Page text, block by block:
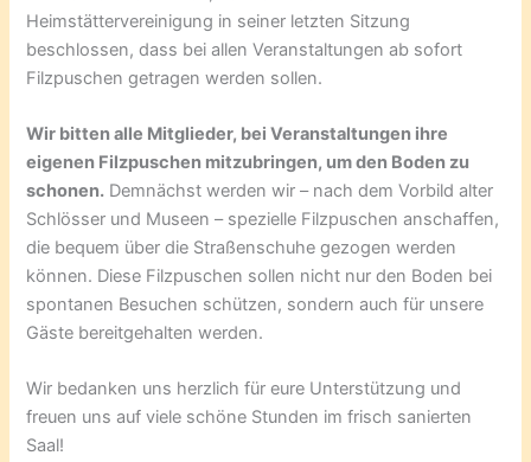
Heimstättervereinigung in seiner letzten Sitzung
beschlossen, dass bei allen Veranstaltungen ab sofort
Filzpuschen getragen werden sollen.
Wir bitten alle Mitglieder, bei Veranstaltungen ihre
eigenen Filzpuschen mitzubringen, um den Boden zu
schonen. Demnächst werden wir – nach dem Vorbild alter
Schlösser und Museen – spezielle Filzpuschen anschaffen,
die bequem über die Straßenschuhe gezogen werden
können. Diese Filzpuschen sollen nicht nur den Boden bei
spontanen Besuchen schützen, sondern auch für unsere
Gäste bereitgehalten werden.
Wir bedanken uns herzlich für eure Unterstützung und
freuen uns auf viele schöne Stunden im frisch sanierten
Saal!